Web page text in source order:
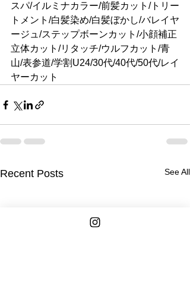
スパ/イルミナカラー/前髪カット/トリー
トメント/白髪染め/白髪ぼかし/バレイヤ
ージュ/ステップボーンカット/小顔補正
立体カット/リタッチ/ウルフカット/青
山/表参道/学割U24/30代/40代/50代/レイ
ヤーカット
Recent Posts See All